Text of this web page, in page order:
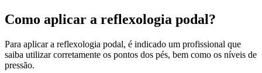
Como aplicar a reflexologia podal?
Para aplicar a reflexologia podal, é indicado um profissional que
saiba utilizar corretamente os pontos dos pés, bem como os níveis de
pressão.